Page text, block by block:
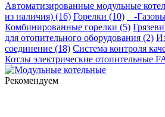
Автоматизированные модульные
из наличия) (16) Горелки (10) -
Комбинированные горелки (5)
для отопительного оборудования (2)
соединение (18) Система контроля
Котлы электрические отопительные
Рекомендуем